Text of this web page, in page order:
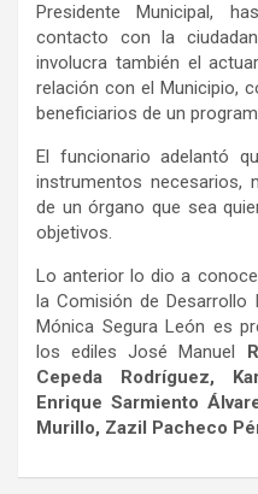
Presidente Municipal,
contacto con la
involucra también el
relación con el Municipio,
beneficiarios de un
El funcionario adelantó
instrumentos necesarios,
de un órgano que sea
objetivos.
Lo anterior lo dio a
la Comisión de Desarrollo
Mónica Segura León es
los ediles José Manuel
Cepeda Rodríguez,
Enrique Sarmiento
Murillo, Zazil Pacheco